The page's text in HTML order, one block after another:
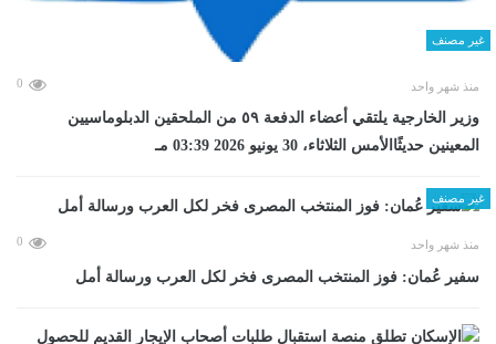
غير مصنف
منذ شهر واحد 0
وزير الخارجية يلتقي أعضاء الدفعة ٥٩ من الملحقين الدبلوماسيين
المعينين حديثًاالأمس الثلاثاء، 30 يونيو 2026 03:39 مـ
غير مصنف
منذ شهر واحد 0
سفير عُمان: فوز المنتخب المصرى فخر لكل العرب ورسالة أمل